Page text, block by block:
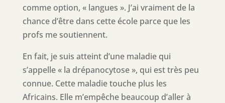
comme option, « langues ». J’ai vraiment de la
chance d’être dans cette école parce que les
profs me soutiennent.
En fait, je suis atteint d’une maladie qui
s’appelle « la drépanocytose », qui est très peu
connue. Cette maladie touche plus les
Africains. Elle m’empêche beaucoup d’aller à